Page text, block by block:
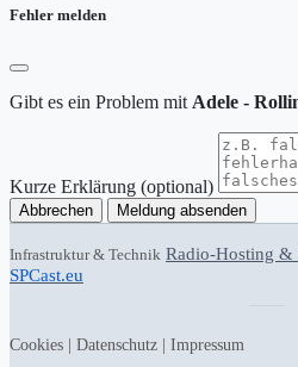
Fehler melden
Gibt es ein Problem mit Adele -
Kurze Erklärung (optional)
Abbrechen Meldung absenden
Infrastruktur & Technik Radio-Hosting &
SPCast.eu
Cookies Datenschutz Impressum